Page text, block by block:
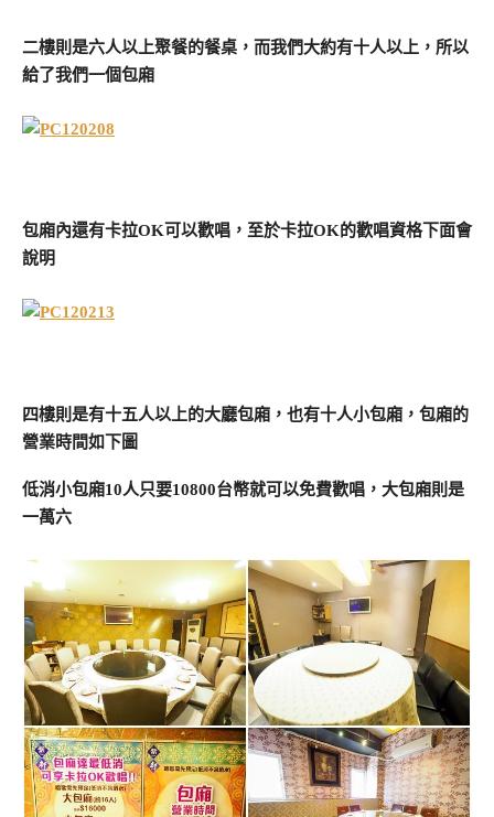
二樓則是六人以上聚餐的餐桌，而我們大約有十人以上，所以
給了我們一個包廂
包廂內還有卡拉OK可以歡唱，至於卡拉OK的歡唱資格下面會
說明
四樓則是有十五人以上的大廳包廂，也有十人小包廂，包廂的
營業時間如下圖
低消小包廂10人只要10800台幣就可以免費歡唱，大包廂則是
一萬六